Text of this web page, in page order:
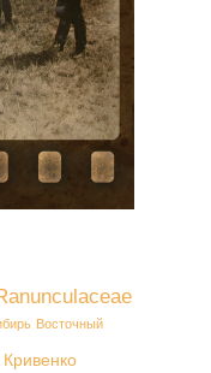
Восточный
Кривенко